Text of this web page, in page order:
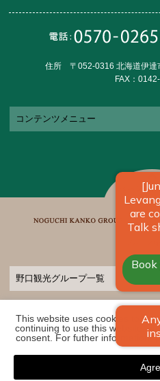
住所 〒052-0316 北海道伊達
FAX：
コンテンツメニュー
野口観光グループ一覧
COPYRIGHT ©2026 きたゆざわ 森のソ
光グループ. ALL
This website uses cookies to
continuing to use this website,
consent. For futher information,